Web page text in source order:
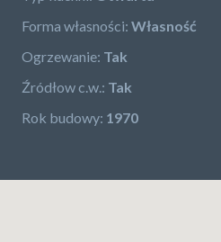
Forma własności: Własność
Ogrzewanie: Tak
Źródłow c.w.: Tak
Rok budowy: 1970